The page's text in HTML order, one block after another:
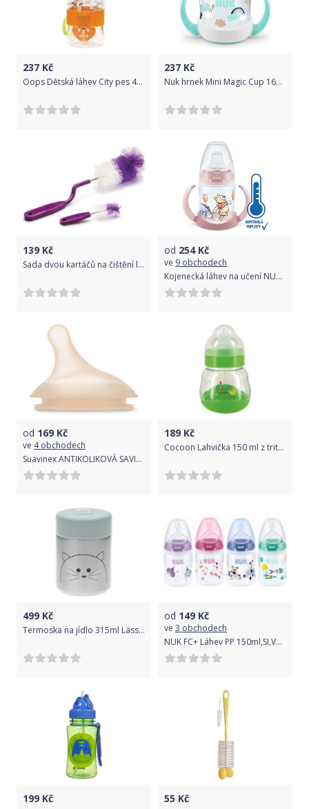
237 Kč
Oops Dětská láhev City pes 400ml
237 Kč
Nuk hrnek Mini Magic Cup 160ml zelená
139 Kč
Sada dvou kartáčů na čištění lahví Thermobaby Purple 2021
od 254Kč
ve 9 obchodech
Kojenecká láhev na učení NUK Medvídek Pú s kontrolou teploty 150 ml růžová
od 169 Kč
ve 4 obchodech
Suavinex ANTIKOLIKOVÁ SAVIČKA ZERO ZERO M 2 ks
189 Kč
Cocoon Lahvička 150 ml z tritanu dBd Remond Nature
499 Kč
Termoska na jídlo 315ml Lässig Little Chums Cat 2019
od 149 Kč
ve 3 obchodech
NUK FC+ Láhev PP 150ml,SI,V1,M
199 Kč 55 Kč